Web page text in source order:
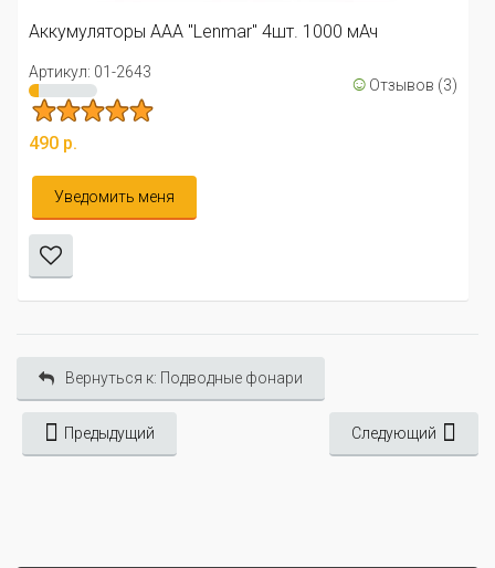
Аккумуляторы ААА "Lenmar" 4шт. 1000 мАч
Артикул: 01-2643 ☺ Отзывов (3)
490 р.
Уведомить меня
Вернуться к: Подводные фонари
Предыдущий Следующий